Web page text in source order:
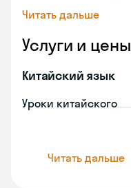
Читать дальше
Услуги и цены
Китайский язык
Уроки китайского
Читать дальше